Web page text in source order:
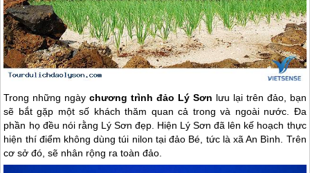
Trong những ngàychương trìnhđảo Lý Sơn lưu lại trên đảo, bạn
sẽ bắt gặp một số khách thăm quan cả trong và ngoài nước. Đa
phần họ đều nói rằng Lý Sơn đẹp. Hiện Lý Sơn đã lên kế hoạch thực
hiện thí điểm không dùng túi nilon tại đảo Bé, tức là xã An Bình. Trên
cơ sở đó, sẽ nhân rộng ra toàn đảo.